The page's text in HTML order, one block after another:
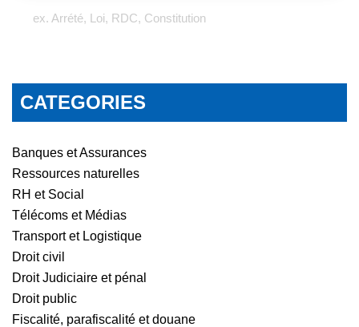
ex. Arrété, Loi, RDC, Constitution
CATEGORIES
Banques et Assurances
Ressources naturelles
RH et Social
Télécoms et Médias
Transport et Logistique
Droit civil
Droit Judiciaire et pénal
Droit public
Fiscalité, parafiscalité et douane